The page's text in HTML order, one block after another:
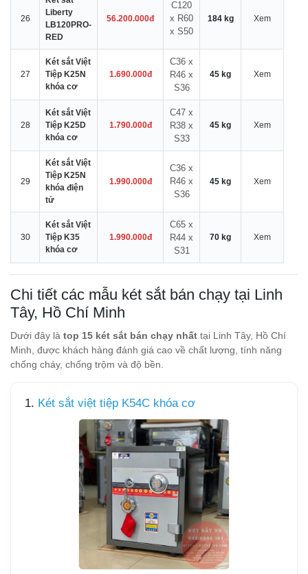
26
Liberty
LB120PRO-
RED
56.200.000đ
C120
x R60
x S50
184 kg Xem
27
Két sắt Việt
Tiệp K25N
khóa cơ
1.690.000đ
C36 x
R46 x
S36
45 kg Xem
28
Két sắt Việt
Tiệp K25D
khóa cơ
1.790.000đ
C47 x
R38 x
S33
45 kg Xem
29
Két sắt Việt
Tiệp K25N
khóa điện
tử
1.990.000đ
C36 x
R46 x
S36
45 kg Xem
30
Két sắt Việt
Tiệp K35
khóa cơ
1.990.000đ
C65 x
R44 x
S31
70 kg Xem
Chi tiết các mẫu két sắt bán chạy tại Linh
Tây, Hồ Chí Minh
Dưới đây là top 15 két sắt bán chạy nhất tại Linh Tây, Hồ Chí
Minh, được khách hàng đánh giá cao về chất lượng, tính năng
chống cháy, chống trộm và độ bền.
1. Két sắt việt tiệp K54C khóa cơ